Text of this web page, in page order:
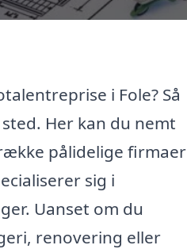
i Fole? Så
Her kan du nemt
pålidelige firmaer
sig i
Uanset om du
renovering eller